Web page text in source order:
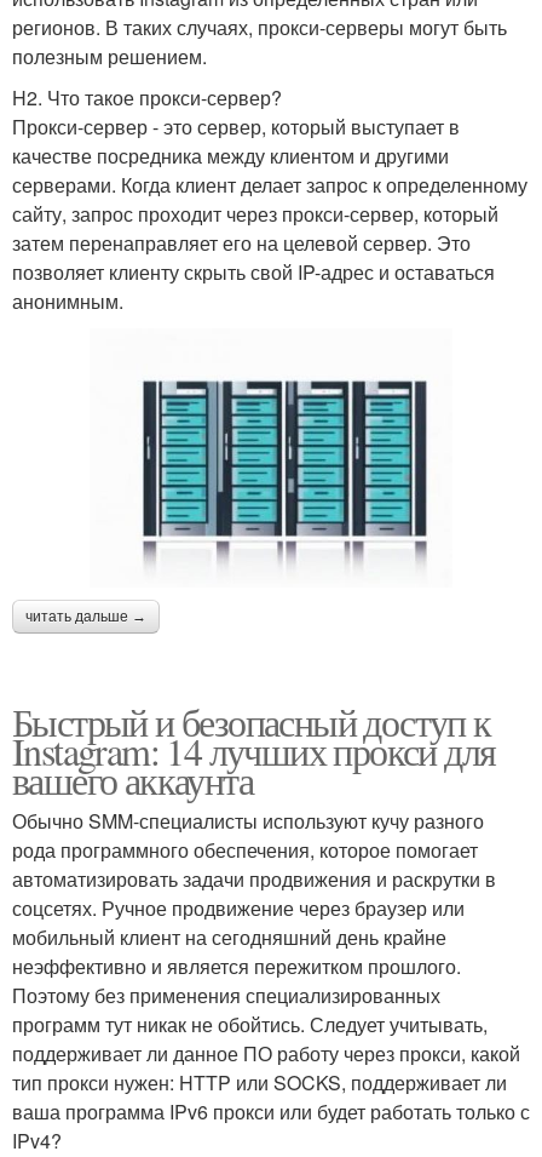
регионов. В таких случаях, прокси-серверы могут быть
полезным решением.
H2. Что такое прокси-сервер?
Прокси-сервер - это сервер, который выступает в
качестве посредника между клиентом и другими
серверами. Когда клиент делает запрос к определенному
сайту, запрос проходит через прокси-сервер, который
затем перенаправляет его на целевой сервер. Это
позволяет клиенту скрыть свой IP-адрес и оставаться
анонимным.
читать дальше →
Быстрый и безопасный доступ к
Instagram: 14 лучших прокси для
вашего аккаунта
Обычно SMM-специалисты используют кучу разного
рода программного обеспечения, которое помогает
автоматизировать задачи продвижения и раскрутки в
соцсетях. Ручное продвижение через браузер или
мобильный клиент на сегодняшний день крайне
неэффективно и является пережитком прошлого.
Поэтому без применения специализированных
программ тут никак не обойтись. Следует учитывать,
поддерживает ли данное ПО работу через прокси, какой
тип прокси нужен: HTTP или SOCKS, поддерживает ли
ваша программа IPv6 прокси или будет работать только с
IPv4?